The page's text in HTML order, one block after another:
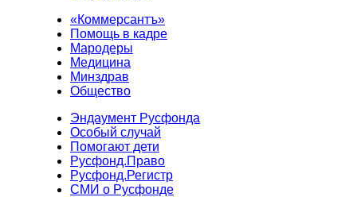
«Коммерсантъ»
Помощь в кадре
Мародеры
Медицина
Минздрав
Общество
Эндаумент Русфонда
Особый случай
Помогают дети
Русфонд.Право
Русфонд.Регистр
СМИ о Русфонде